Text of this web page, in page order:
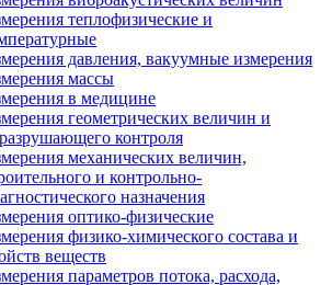
теплофизические и
давления, вакуумные измерения
массы
в медицине
геометрических величин и
контроля
механических величин,
и контрольно-
назначения
оптико-физические
физико-химического состава и
веществ
параметров потока, расхода,